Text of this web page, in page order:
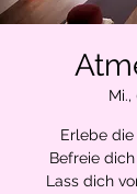
Mi.,
Erlebe
Befreie
Lass dich